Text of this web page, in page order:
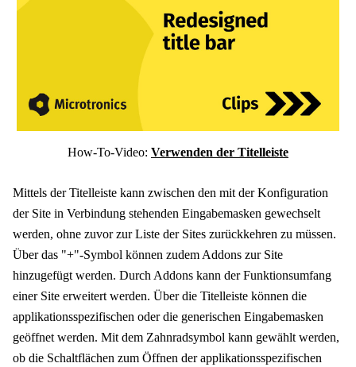
How-To-Video: Verwenden der Titelleiste
Mittels der Titelleiste kann zwischen den mit der Konfiguration
der Site in Verbindung stehenden Eingabemasken gewechselt
werden, ohne zuvor zur Liste der Sites zurückkehren zu müssen.
Über das "+"-Symbol können zudem Addons zur Site
hinzugefügt werden. Durch Addons kann der Funktionsumfang
einer Site erweitert werden. Über die Titelleiste können die
applikationsspezifischen oder die generischen Eingabemasken
geöffnet werden. Mit dem Zahnradsymbol kann gewählt werden,
ob die Schaltflächen zum Öffnen der applikationsspezifischen